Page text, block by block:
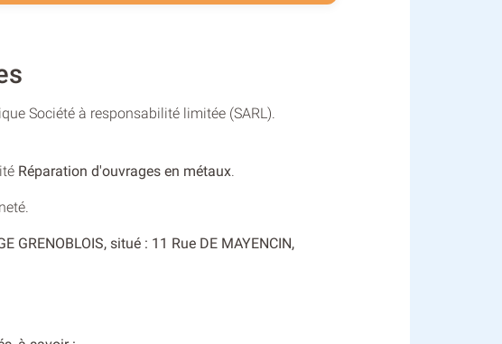
Société à responsabilité limitée (SARL).
Réparation d'ouvrages en métaux.
GRENOBLOIS, situé : 11 Rue DE MAYENCIN,